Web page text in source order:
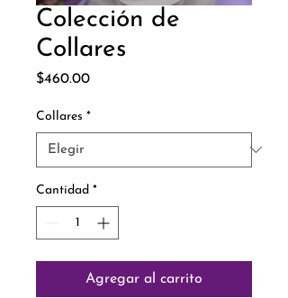
Colección de
Collares
$460.00Precio
Collares *
Cantidad *
Agregar al carrito